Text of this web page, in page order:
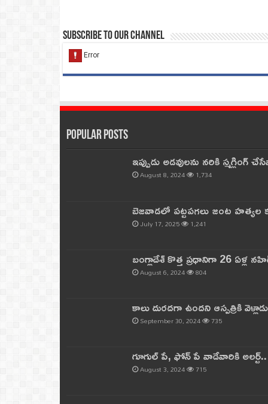
Subscribe to our Channel
Popular Posts
ఇప్పుడు అడవులను నరికి
August 8, 2024 1,734
బెజవాడలో పట్టపగలు జంట
July 17, 2025 1,241
బంగ్లాదేశ్ కొత్త ప్రధానిగా 26 ఏళ్ల
August 6, 2024 804
కాలు దురదగా ఉందని ఆస్పత్రికి
September 30, 2024 735
గూగుల్ పే, ఫోన్ పే వాడేవారికి
August 3, 2024 715